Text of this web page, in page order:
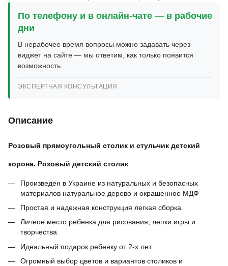
По телефону и в онлайн-чате — в рабочие
дни
В нерабочее время вопросы можно задавать через
виджет на сайте — мы ответим, как только появится
возможность.
ЭКСПЕРТНАЯ КОНСУЛЬТАЦИЯ
Описание
Розовый прямоугольный столик и стульчик детский
корона. Розовый детский столик
Произведен в Украине из натуральных и безопасных
материалов натуральное дерево и окрашенное МДФ
Простая и надежная конструкция легкая сборка.
Личное место ребенка для рисования, лепки игры и
творчества
Идеальный подарок ребенку от 2-х лет
Огромный выбор цветов и вариантов столиков и